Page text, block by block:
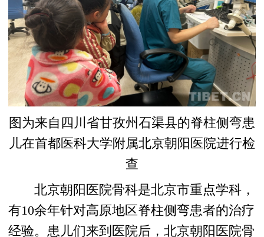
图为来自四川省甘孜州石渠县的脊柱侧弯患
儿在首都医科大学附属北京朝阳医院进行检
查
北京朝阳医院骨科是北京市重点学科，
有10余年针对高原地区脊柱侧弯患者的治疗
经验。患儿们来到医院后，北京朝阳医院骨